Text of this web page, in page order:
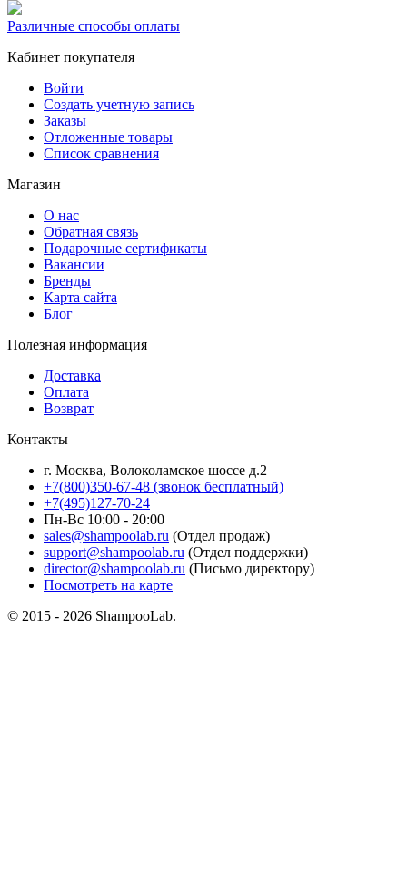
Различные способы оплаты
Кабинет покупателя
Войти
Создать учетную запись
Заказы
Отложенные товары
Список сравнения
Магазин
О нас
Обратная связь
Подарочные сертификаты
Вакансии
Бренды
Карта сайта
Блог
Полезная информация
Доставка
Оплата
Возврат
Контакты
г. Москва, Волоколамское шоссе д.2
+7(800)350-67-48 (звонок бесплатный)
+7(495)127-70-24
Пн-Вс 10:00 - 20:00
sales@shampoolab.ru (Отдел продаж)
support@shampoolab.ru (Отдел поддержки)
director@shampoolab.ru (Письмо директору)
Посмотреть на карте
© 2015 - 2026 ShampooLab.